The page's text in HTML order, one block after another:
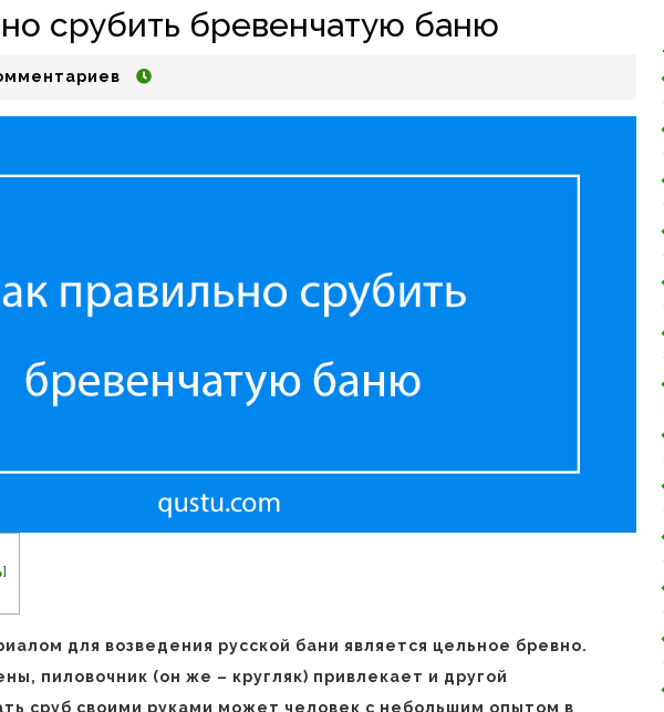
срубить бревенчатую баню
]
для возведения русской бани является цельное бревно.
пиловочник (он же – кругляк) привлекает и другой
сруб своими руками может человек с небольшим опытом в